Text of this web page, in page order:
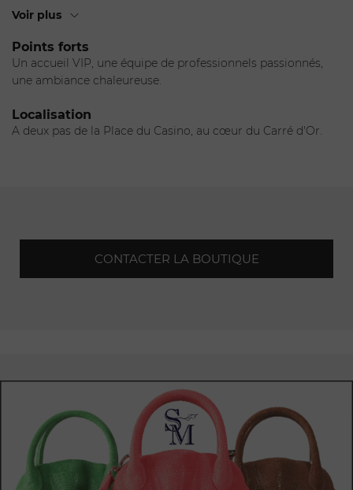
de l'entreprise au Brassus, les visiteurs peuvent parcourir
exclusifs.
Reconnue pour sa réputation d'excellence et de
accueillir.
Voir plus
Points forts
Un accueil VIP, une équipe de professionnels passionnés,
une ambiance chaleureuse.
Localisation
A deux pas de la Place du Casino, au cœur du Carré d'Or.
CONTACTER LA BOUTIQUE